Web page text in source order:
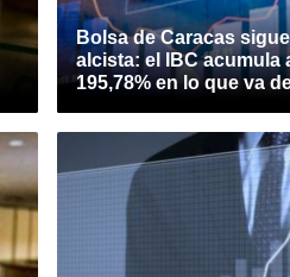
Bolsa de Caracas
alcista: el IBC acumula
195,78% en lo que va